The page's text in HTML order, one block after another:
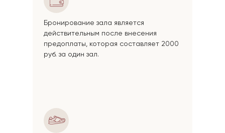
Бронирование зала является
действительным после внесения
предоплаты, которая составляет 2000
руб. за один зал.